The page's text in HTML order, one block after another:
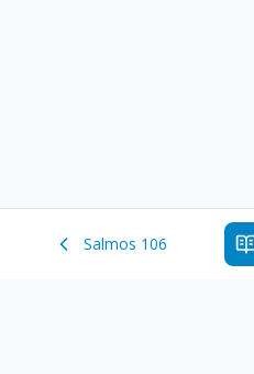
Salmos 106